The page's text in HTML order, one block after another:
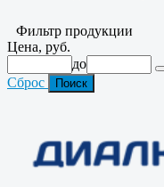
Фильтр продукции
Цена, руб.
до
Сброс